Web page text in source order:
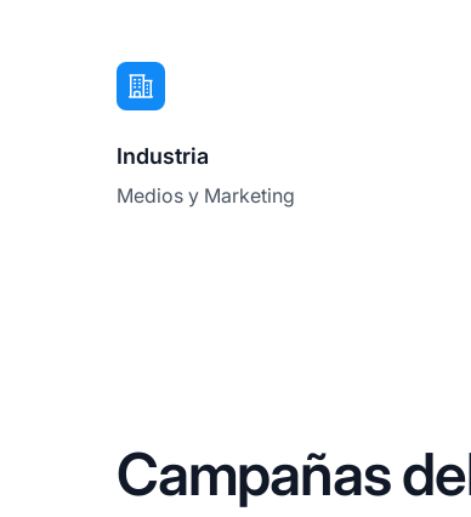
Industria
Medios y Marketing
Campañas